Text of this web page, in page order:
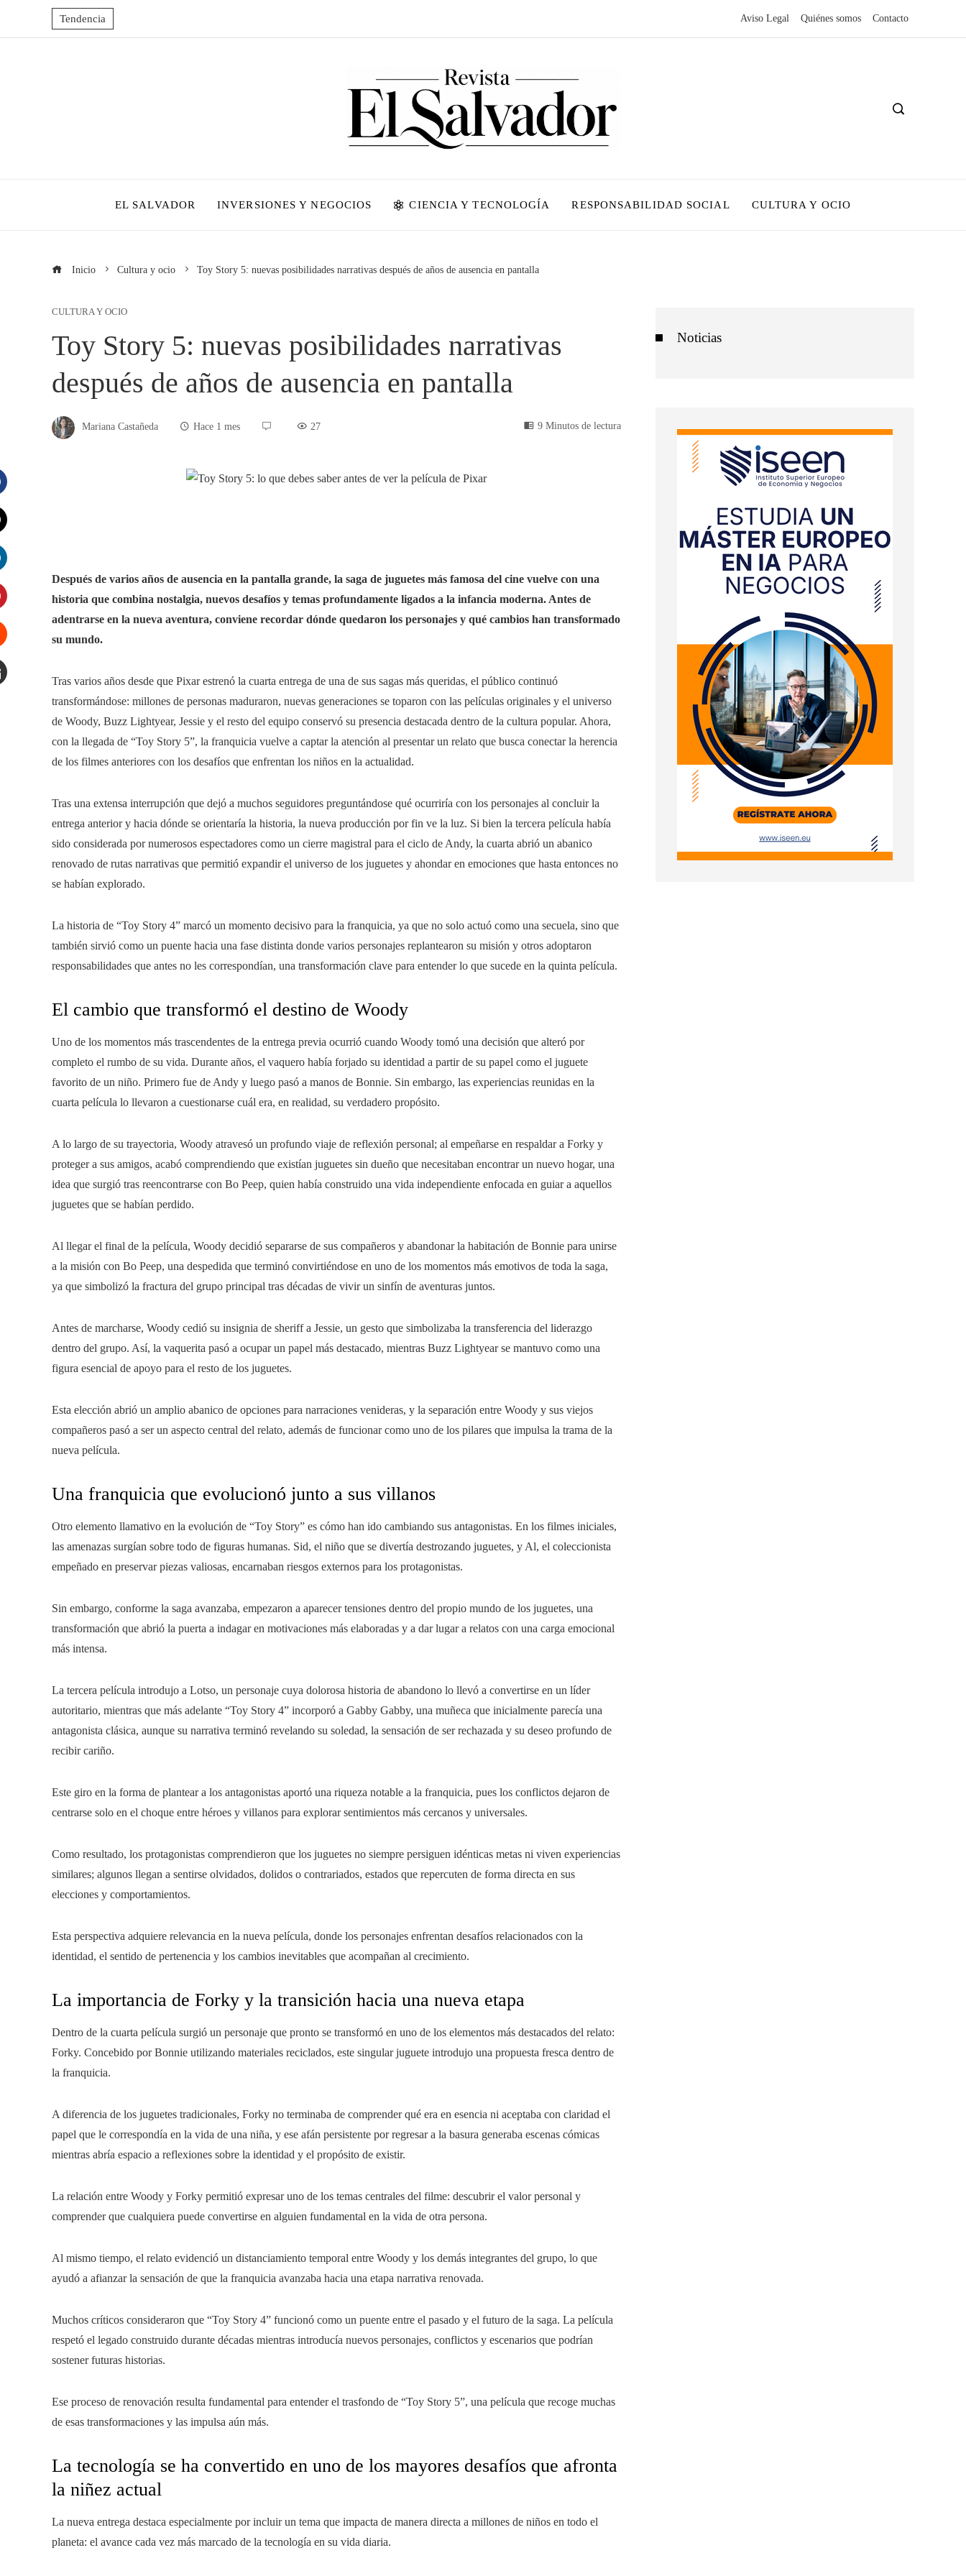
Tendencia Aviso Legal Quiénes somos Contacto
EL SALVADOR INVERSIONES Y NEGOCIOS CIENCIA Y TECNOLOGÍA RESPONSABILIDAD SOCIAL CULTURA Y OCIO
Inicio Cultura y ocio Toy Story 5: nuevas posibilidades narrativas después de años de ausencia en pantalla
CULTURA Y OCIO
Toy Story 5: nuevas posibilidades narrativas
después de años de ausencia en pantalla
Mariana Castañeda Hace 1 mes 27 9 Minutos de lectura
Después de varios años de ausencia en la pantalla grande, la saga de juguetes más famosa del cine vuelve con una
historia que combina nostalgia, nuevos desafíos y temas profundamente ligados a la infancia moderna. Antes de
adentrarse en la nueva aventura, conviene recordar dónde quedaron los personajes y qué cambios han transformado
su mundo.
Tras varios años desde que Pixar estrenó la cuarta entrega de una de sus sagas más queridas, el público continuó
transformándose: millones de personas maduraron, nuevas generaciones se toparon con las películas originales y el universo
de Woody, Buzz Lightyear, Jessie y el resto del equipo conservó su presencia destacada dentro de la cultura popular. Ahora,
con la llegada de “Toy Story 5”, la franquicia vuelve a captar la atención al presentar un relato que busca conectar la herencia
de los filmes anteriores con los desafíos que enfrentan los niños en la actualidad.
Tras una extensa interrupción que dejó a muchos seguidores preguntándose qué ocurriría con los personajes al concluir la
entrega anterior y hacia dónde se orientaría la historia, la nueva producción por fin ve la luz. Si bien la tercera película había
sido considerada por numerosos espectadores como un cierre magistral para el ciclo de Andy, la cuarta abrió un abanico
renovado de rutas narrativas que permitió expandir el universo de los juguetes y ahondar en emociones que hasta entonces no
se habían explorado.
La historia de “Toy Story 4” marcó un momento decisivo para la franquicia, ya que no solo actuó como una secuela, sino que
también sirvió como un puente hacia una fase distinta donde varios personajes replantearon su misión y otros adoptaron
responsabilidades que antes no les correspondían, una transformación clave para entender lo que sucede en la quinta película.
El cambio que transformó el destino de Woody
Uno de los momentos más trascendentes de la entrega previa ocurrió cuando Woody tomó una decisión que alteró por
completo el rumbo de su vida. Durante años, el vaquero había forjado su identidad a partir de su papel como el juguete
favorito de un niño. Primero fue de Andy y luego pasó a manos de Bonnie. Sin embargo, las experiencias reunidas en la
cuarta película lo llevaron a cuestionarse cuál era, en realidad, su verdadero propósito.
A lo largo de su trayectoria, Woody atravesó un profundo viaje de reflexión personal; al empeñarse en respaldar a Forky y
proteger a sus amigos, acabó comprendiendo que existían juguetes sin dueño que necesitaban encontrar un nuevo hogar, una
idea que surgió tras reencontrarse con Bo Peep, quien había construido una vida independiente enfocada en guiar a aquellos
juguetes que se habían perdido.
Al llegar el final de la película, Woody decidió separarse de sus compañeros y abandonar la habitación de Bonnie para unirse
a la misión con Bo Peep, una despedida que terminó convirtiéndose en uno de los momentos más emotivos de toda la saga,
ya que simbolizó la fractura del grupo principal tras décadas de vivir un sinfín de aventuras juntos.
Antes de marcharse, Woody cedió su insignia de sheriff a Jessie, un gesto que simbolizaba la transferencia del liderazgo
dentro del grupo. Así, la vaquerita pasó a ocupar un papel más destacado, mientras Buzz Lightyear se mantuvo como una
figura esencial de apoyo para el resto de los juguetes.
Esta elección abrió un amplio abanico de opciones para narraciones venideras, y la separación entre Woody y sus viejos
compañeros pasó a ser un aspecto central del relato, además de funcionar como uno de los pilares que impulsa la trama de la
nueva película.
Una franquicia que evolucionó junto a sus villanos
Otro elemento llamativo en la evolución de “Toy Story” es cómo han ido cambiando sus antagonistas. En los filmes iniciales,
las amenazas surgían sobre todo de figuras humanas. Sid, el niño que se divertía destrozando juguetes, y Al, el coleccionista
empeñado en preservar piezas valiosas, encarnaban riesgos externos para los protagonistas.
Sin embargo, conforme la saga avanzaba, empezaron a aparecer tensiones dentro del propio mundo de los juguetes, una
transformación que abrió la puerta a indagar en motivaciones más elaboradas y a dar lugar a relatos con una carga emocional
más intensa.
La tercera película introdujo a Lotso, un personaje cuya dolorosa historia de abandono lo llevó a convertirse en un líder
autoritario, mientras que más adelante “Toy Story 4” incorporó a Gabby Gabby, una muñeca que inicialmente parecía una
antagonista clásica, aunque su narrativa terminó revelando su soledad, la sensación de ser rechazada y su deseo profundo de
recibir cariño.
Este giro en la forma de plantear a los antagonistas aportó una riqueza notable a la franquicia, pues los conflictos dejaron de
centrarse solo en el choque entre héroes y villanos para explorar sentimientos más cercanos y universales.
Como resultado, los protagonistas comprendieron que los juguetes no siempre persiguen idénticas metas ni viven experiencias
similares; algunos llegan a sentirse olvidados, dolidos o contrariados, estados que repercuten de forma directa en sus
elecciones y comportamientos.
Esta perspectiva adquiere relevancia en la nueva película, donde los personajes enfrentan desafíos relacionados con la
identidad, el sentido de pertenencia y los cambios inevitables que acompañan al crecimiento.
La importancia de Forky y la transición hacia una nueva etapa
Dentro de la cuarta película surgió un personaje que pronto se transformó en uno de los elementos más destacados del relato:
Forky. Concebido por Bonnie utilizando materiales reciclados, este singular juguete introdujo una propuesta fresca dentro de
la franquicia.
A diferencia de los juguetes tradicionales, Forky no terminaba de comprender qué era en esencia ni aceptaba con claridad el
papel que le correspondía en la vida de una niña, y ese afán persistente por regresar a la basura generaba escenas cómicas
mientras abría espacio a reflexiones sobre la identidad y el propósito de existir.
La relación entre Woody y Forky permitió expresar uno de los temas centrales del filme: descubrir el valor personal y
comprender que cualquiera puede convertirse en alguien fundamental en la vida de otra persona.
Al mismo tiempo, el relato evidenció un distanciamiento temporal entre Woody y los demás integrantes del grupo, lo que
ayudó a afianzar la sensación de que la franquicia avanzaba hacia una etapa narrativa renovada.
Muchos críticos consideraron que “Toy Story 4” funcionó como un puente entre el pasado y el futuro de la saga. La película
respetó el legado construido durante décadas mientras introducía nuevos personajes, conflictos y escenarios que podrían
sostener futuras historias.
Ese proceso de renovación resulta fundamental para entender el trasfondo de “Toy Story 5”, una película que recoge muchas
de esas transformaciones y las impulsa aún más.
La tecnología se ha convertido en uno de los mayores desafíos que afronta
la niñez actual
La nueva entrega destaca especialmente por incluir un tema que impacta de manera directa a millones de niños en todo el
planeta: el avance cada vez más marcado de la tecnología en su vida diaria.
Noticias